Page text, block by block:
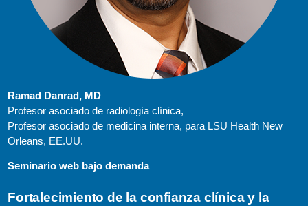
Ramad Danrad, MD
Profesor asociado de radiología clínica,
Profesor asociado de medicina interna, para LSU Health New
Orleans, EE.UU.
Seminario web bajo demanda
Fortalecimiento de la confianza clínica y la